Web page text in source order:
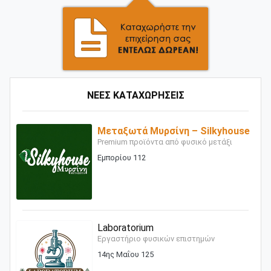
ΝΕΕΣ ΚΑΤΑΧΩΡΗΣΕΙΣ
Μεταξωτά Μυρσίνη – Silkyhouse
Premium προϊόντα από φυσικό μετάξι
Εμπορίου 112
Laboratorium
Εργαστήριο φυσικών επιστημών
14ης Μαΐου 125